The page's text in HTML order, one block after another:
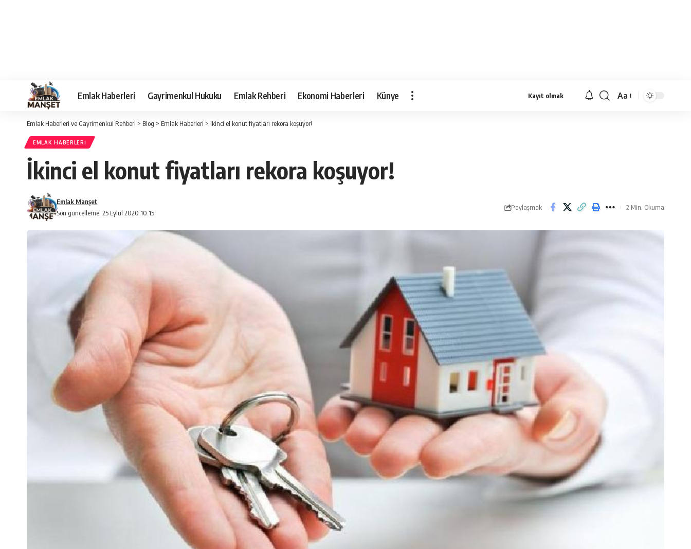
Emlak Haberleri Gayrimenkul Hukuku Emlak Rehberi Ekonomi Haberleri Künye Kayıt olmak
Yazı
Aa
Emlak Haberleri ve Gayrimenkul Rehberi > Blog > Emlak Haberleri > İkinci el konut fiyatları rekora koşuyor!
EMLAK HABERLERI
İkinci el konut fiyatları rekora koşuyor!
Son güncelleme: 25 Eylül 2020 10:15
Emlak Manşet
Paylaşmak 2 Min. Okuma